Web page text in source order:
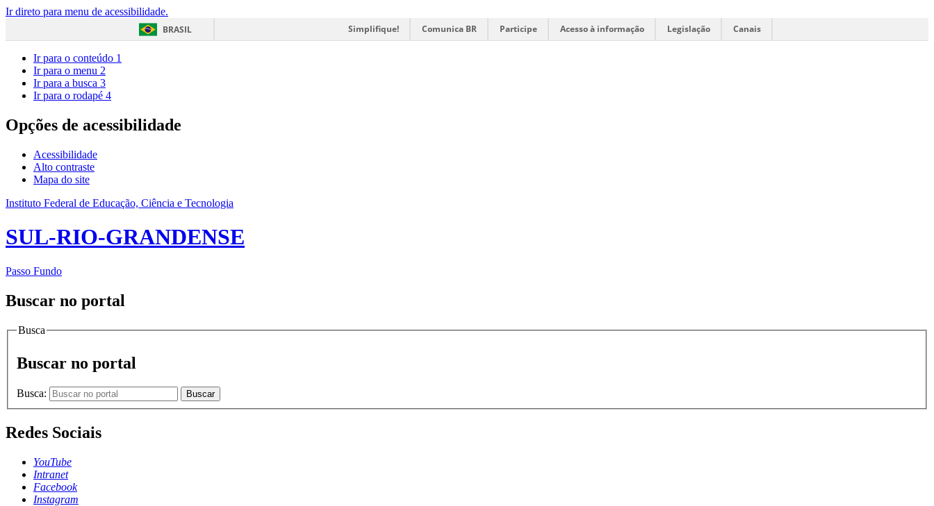
Ir direto para menu de acessibilidade.
BRASIL
Simplifique! Comunica BR Participe Acesso à informação Legislação Canais
Ir para o conteúdo 1
Ir para o menu 2
Ir para a busca 3
Ir para o rodapé 4
Opções de acessibilidade
Acessibilidade
Alto contraste
Mapa do site
Instituto Federal de Educação, Ciência e Tecnologia
SUL-RIO-GRANDENSE
Passo Fundo
Buscar no portal
Busca
Buscar no portal
Busca: Buscar
Redes Sociais
YouTube
Intranet
Facebook
Instagram